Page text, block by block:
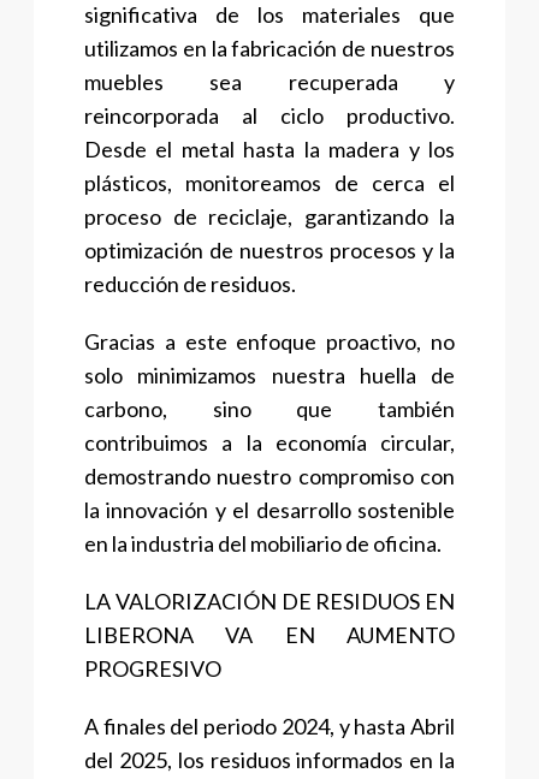
significativa de los materiales que
utilizamos en la fabricación de nuestros
muebles sea recuperada y
reincorporada al ciclo productivo.
Desde el metal hasta la madera y los
plásticos, monitoreamos de cerca el
proceso de reciclaje, garantizando la
optimización de nuestros procesos y la
reducción de residuos.
Gracias a este enfoque proactivo, no
solo minimizamos nuestra huella de
carbono, sino que también
contribuimos a la economía circular,
demostrando nuestro compromiso con
la innovación y el desarrollo sostenible
en la industria del mobiliario de oficina.
LA VALORIZACIÓN DE RESIDUOS EN
LIBERONA VA EN AUMENTO
PROGRESIVO
A finales del periodo 2024, y hasta Abril
del 2025, los residuos informados en la